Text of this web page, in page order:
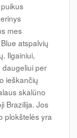
mes
atspalvių
Ilgainiui,
daugeliui per
ieškančių
skalūno
Brazilija. Jos
plokštelės yra